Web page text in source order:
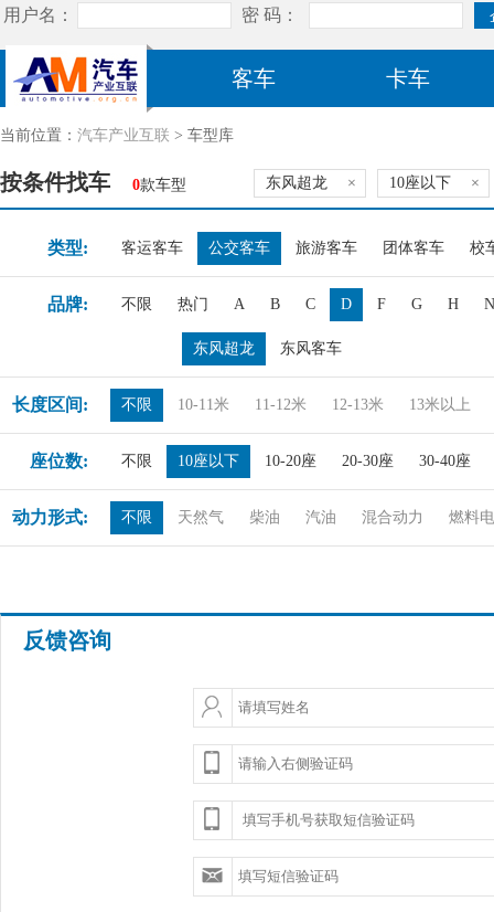
客车 卡车
当前位置： 汽车产业互联 > 车型库
按条件找车 0款车型 东风超龙 × 10座以下 ×
类型: 客运客车 公交客车 旅游客车 团体客车 校
品牌: 不限 热门 A B C D F G H N
东风超龙 东风客车
长度区间: 不限 10-11米 11-12米 12-13米 13米以上
座位数: 不限 10座以下 10-20座 20-30座 30-40座
动力形式: 不限 天然气 柴油 汽油 混合动力 燃料
反馈咨询